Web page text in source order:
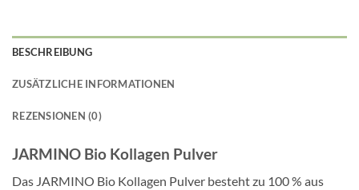
BESCHREIBUNG
ZUSÄTZLICHE INFORMATIONEN
REZENSIONEN (0)
JARMINO Bio Kollagen Pulver
Das JARMINO Bio Kollagen Pulver besteht zu 100 % aus